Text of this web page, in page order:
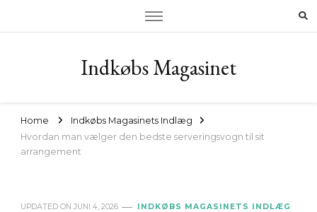
Indkøbs Magasinet
Home
Indkøbs Magasinets Indlæg
Hvordan man vælger den bedste serveringsvogn til sit
arrangement
UPDATED ON JUNI 4, 2026 INDKØBS MAGASINETS INDLÆG